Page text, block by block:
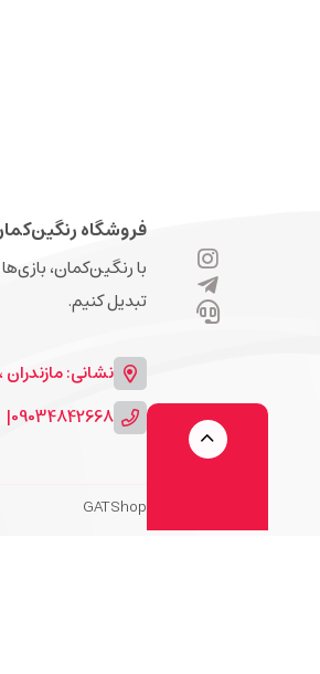
فروشگاه
با رنگین‌کمان،
تبدیل کنیم.
نشانی: مازندران
09034842668
|
GATShop